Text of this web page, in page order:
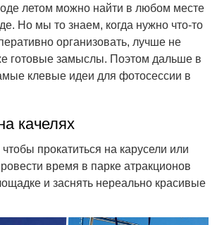
летом можно найти в любом месте
Но мы то знаем, когда нужно что-то
организовать, лучше не
готовые замыслы. Поэтом дальше в
клевые идеи для фотосессии в
качелях
чтобы прокатиться на карусели или
время в парке атракционов
и заснять нереально красивые